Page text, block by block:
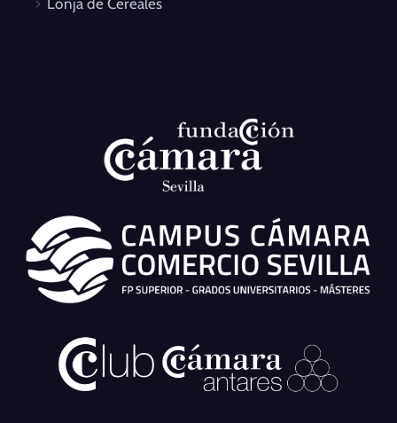
Lonja de Cereales